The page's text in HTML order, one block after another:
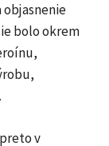
objasnenie
bolo okrem
v